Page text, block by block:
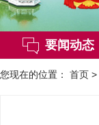
要闻动态
您现在的位置： 首页 >